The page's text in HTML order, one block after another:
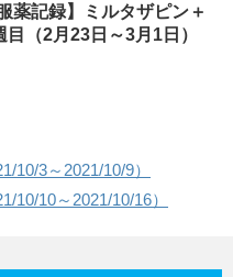
薬記録】ミルタザピン＋
（2月23日～3月1日）
10/3～2021/10/9）
10/10～2021/10/16）